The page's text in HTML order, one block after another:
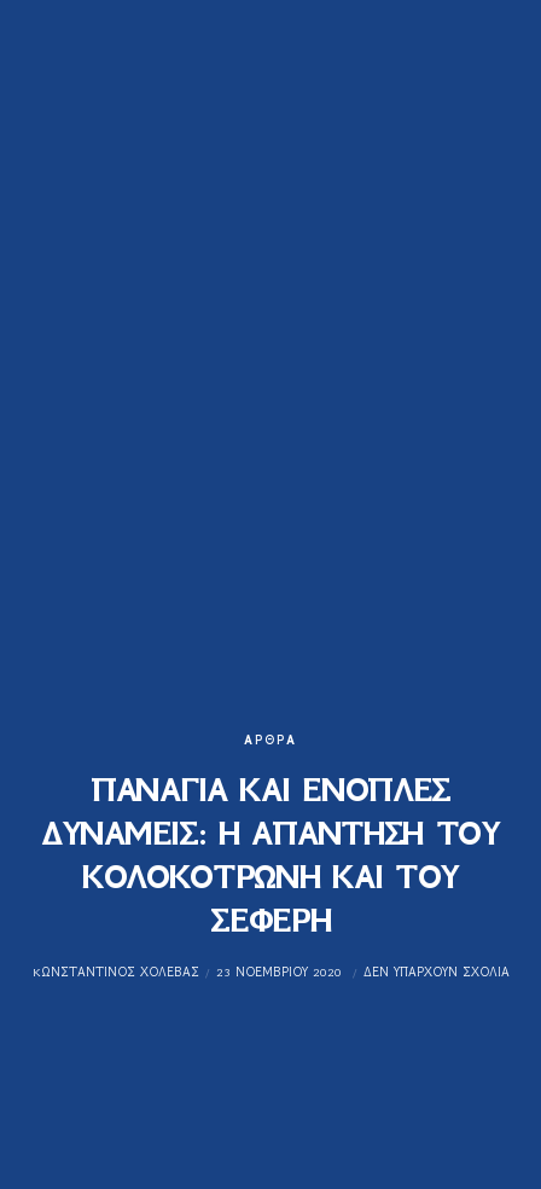
ΆΡΘΡΑ
ΠΑΝΑΓΙΑ ΚΑΙ ΕΝΟΠΛΕΣ
ΔΥΝΑΜΕΙΣ: Η ΑΠΑΝΤΗΣΗ ΤΟΥ
ΚΟΛΟΚΟΤΡΩΝΗ ΚΑΙ ΤΟΥ
ΣΕΦΕΡΗ
KΩΝΣΤΑΝΤΊΝΟΣ ΧΟΛΈΒΑΣ 23 ΝΟΕΜΒΡΊΟΥ 2020 ΔΕΝ ΥΠΆΡΧΟΥΝ ΣΧΌΛΙΑ